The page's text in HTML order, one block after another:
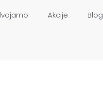
Akcije Blog